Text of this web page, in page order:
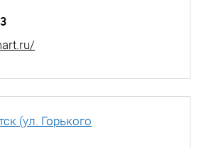
(ул. Горького